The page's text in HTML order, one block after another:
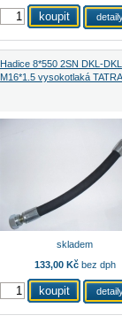
Hadice 8*550 2SN DKL-DKL
M16*1.5 vysokotlaká TATRA
skladem
133,00 Kčbez dph